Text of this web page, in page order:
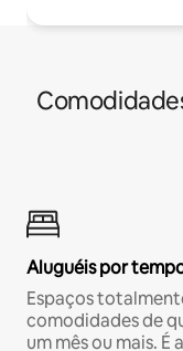
Aluguéis por
Espaços
comodidades de
um mês ou mais.